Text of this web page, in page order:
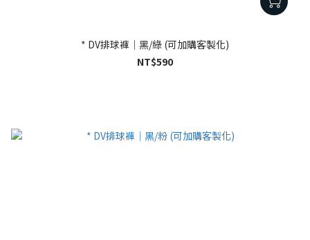
* DV排球褲｜黑/綠 (可加購客製化)
NT$590